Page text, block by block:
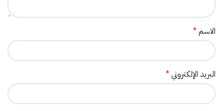
الاسم*
البريد الإلكتروني*